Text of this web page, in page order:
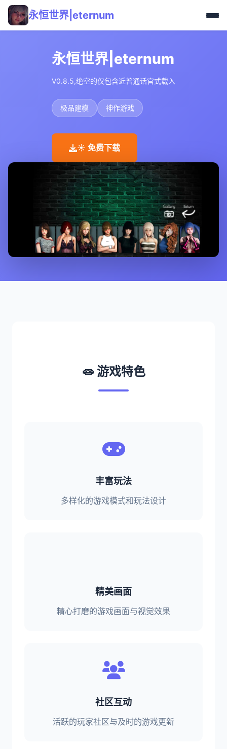
永恒世界|eternum
永恒世界|eternum
V0.8.5,绝空的仅包含近普通话官式载入
极品建模 神作游戏
☀️ 免费下载
🧫 游戏特色
丰富玩法
多样化的游戏模式和玩法设计
精美画面
精心打磨的游戏画面与视觉效果
社区互动
活跃的玩家社区与及时的游戏更新